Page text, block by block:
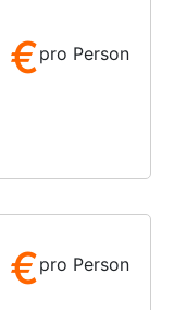
€pro Person
€pro Person